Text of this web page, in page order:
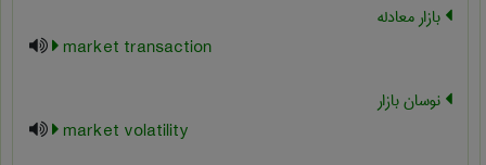
بازار معادله
market transaction
نوسان بازار
market volatility